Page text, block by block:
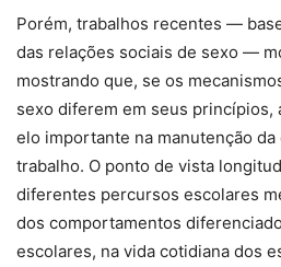
Porém, trabalhos recentes —
das relações sociais de sexo —
mostrando que, se os
sexo diferem em seus princípios,
elo importante na manutenção
trabalho. O ponto de vista
diferentes percursos escolares
dos comportamentos
escolares, na vida cotidiana dos